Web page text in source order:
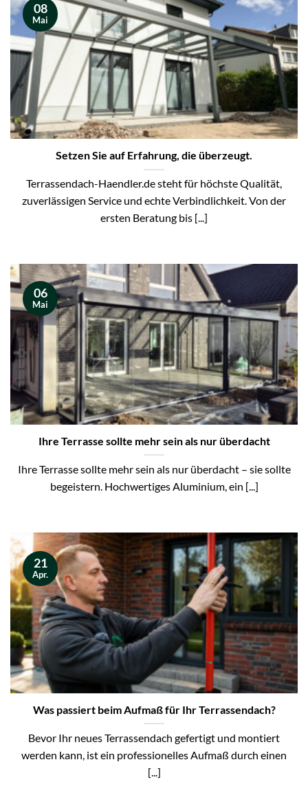
Setzen Sie auf Erfahrung, die überzeugt.
Terrassendach-Haendler.de steht für höchste Qualität,
zuverlässigen Service und echte Verbindlichkeit. Von der
ersten Beratung bis [...]
08
Mai
Ihre Terrasse sollte mehr sein als nur überdacht
Ihre Terrasse sollte mehr sein als nur überdacht – sie sollte
begeistern. Hochwertiges Aluminium, ein [...]
06
Mai
Was passiert beim Aufmaß für Ihr Terrassendach?
Bevor Ihr neues Terrassendach gefertigt und montiert
werden kann, ist ein professionelles Aufmaß durch einen
[...]
21
Apr.